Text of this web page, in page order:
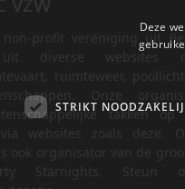
non-profit vereniging uit
diverse websites
Onze
takken op
Deze
STRIKT